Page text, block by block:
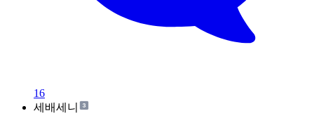
16
세배세니